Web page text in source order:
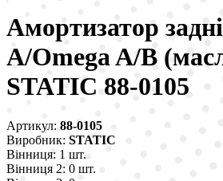
Амортизатор
A/Omega A/B
STATIC 88-0105
Артикул: 88-0105
Виробник: STATIC
Вінниця: 1 шт.
Вінниця 2: 0 шт.